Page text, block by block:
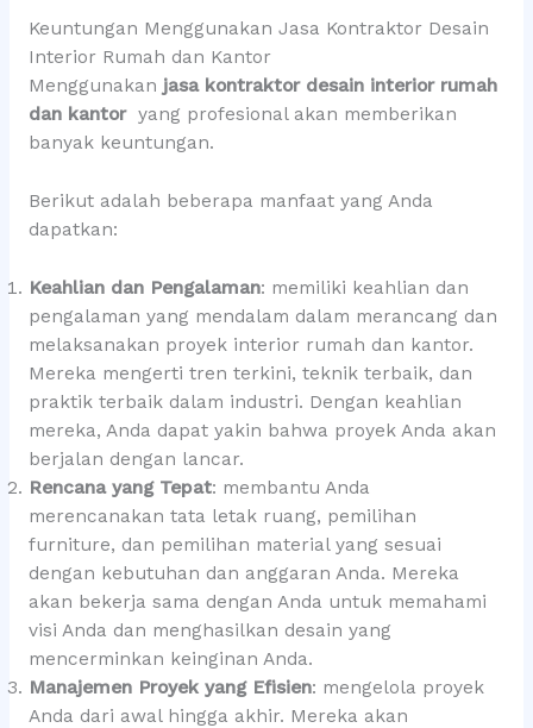
Keuntungan Menggunakan Jasa Kontraktor Desain
Interior Rumah dan Kantor
Menggunakan jasa kontraktor desain interior rumah
dan kantor yang profesional akan memberikan
banyak keuntungan.
Berikut adalah beberapa manfaat yang Anda
dapatkan:
Keahlian dan Pengalaman: memiliki keahlian dan
pengalaman yang mendalam dalam merancang dan
melaksanakan proyek interior rumah dan kantor.
Mereka mengerti tren terkini, teknik terbaik, dan
praktik terbaik dalam industri. Dengan keahlian
mereka, Anda dapat yakin bahwa proyek Anda akan
berjalan dengan lancar.
Rencana yang Tepat: membantu Anda
merencanakan tata letak ruang, pemilihan
furniture, dan pemilihan material yang sesuai
dengan kebutuhan dan anggaran Anda. Mereka
akan bekerja sama dengan Anda untuk memahami
visi Anda dan menghasilkan desain yang
mencerminkan keinginan Anda.
Manajemen Proyek yang Efisien: mengelola proyek
Anda dari awal hingga akhir. Mereka akan